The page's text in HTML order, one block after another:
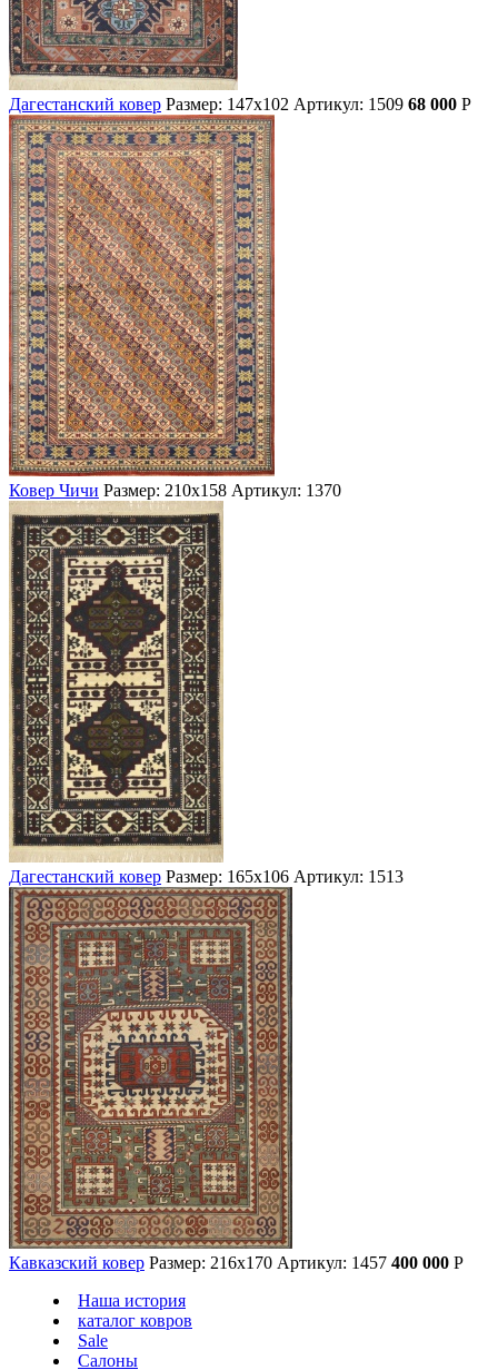
Дагестанский ковер Размер: 147х102 Артикул: 1509 68 000 Р
Ковер Чичи Размер: 210х158 Артикул: 1370
Дагестанский ковер Размер: 165х106 Артикул: 1513
Кавказский ковер Размер: 216х170 Артикул: 1457 400 000 Р
Наша история
каталог ковров
Sale
Салоны